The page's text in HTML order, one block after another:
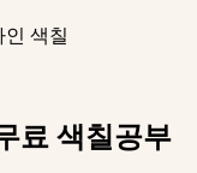
인 색칠
료 색칠공부